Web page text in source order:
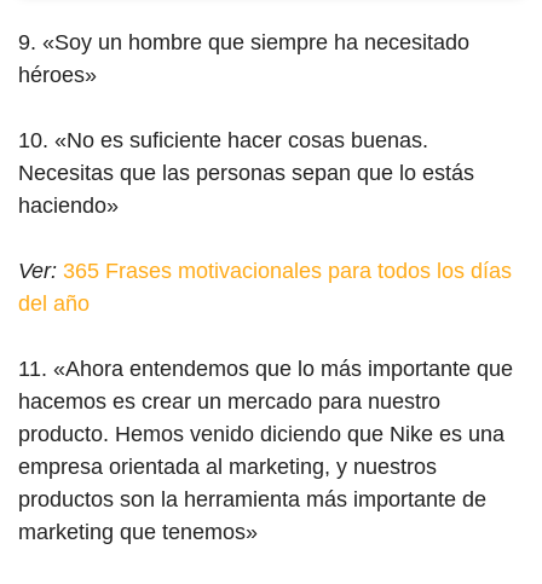
9. «Soy un hombre que siempre ha necesitado
héroes»
10. «No es suficiente hacer cosas buenas.
Necesitas que las personas sepan que lo estás
haciendo»
Ver: 365 Frases motivacionales para todos los días
del año
11. «Ahora entendemos que lo más importante que
hacemos es crear un mercado para nuestro
producto. Hemos venido diciendo que Nike es una
empresa orientada al marketing, y nuestros
productos son la herramienta más importante de
marketing que tenemos»